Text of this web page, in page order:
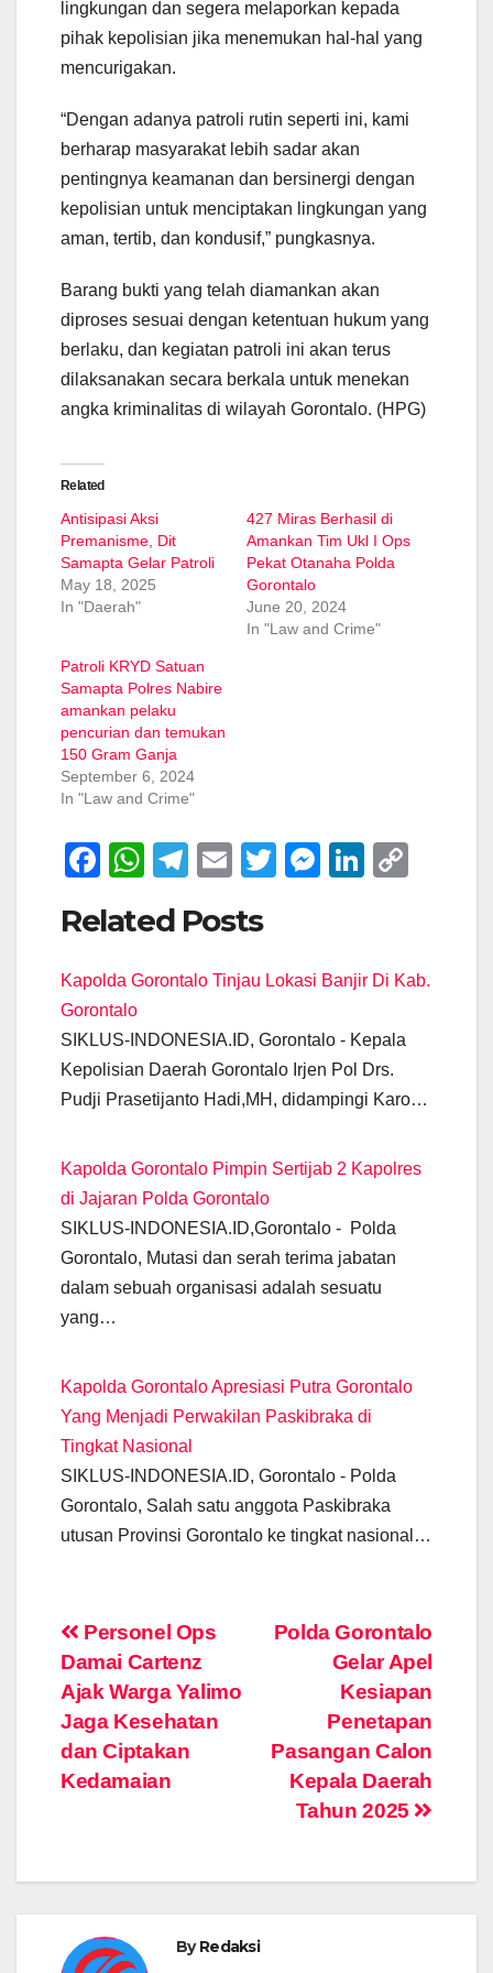
lingkungan dan segera melaporkan kepada
pihak kepolisian jika menemukan hal-hal yang
mencurigakan.
“Dengan adanya patroli rutin seperti ini, kami
berharap masyarakat lebih sadar akan
pentingnya keamanan dan bersinergi dengan
kepolisian untuk menciptakan lingkungan yang
aman, tertib, dan kondusif,” pungkasnya.
Barang bukti yang telah diamankan akan
diproses sesuai dengan ketentuan hukum yang
berlaku, dan kegiatan patroli ini akan terus
dilaksanakan secara berkala untuk menekan
angka kriminalitas di wilayah Gorontalo. (HPG)
Related
Antisipasi Aksi
Premanisme, Dit
Samapta Gelar Patroli
May 18, 2025
In "Daerah"
427 Miras Berhasil di
Amankan Tim Ukl I Ops
Pekat Otanaha Polda
Gorontalo
June 20, 2024
In "Law and Crime"
Patroli KRYD Satuan
Samapta Polres Nabire
amankan pelaku
pencurian dan temukan
150 Gram Ganja
September 6, 2024
In "Law and Crime"
F
c
e
b
o
o
k
W
at
s
p
p
T
e
gr
m
E
ail
T
er
M
e
g
er
Li
e
n
y
Related Posts
Kapolda Gorontalo Tinjau Lokasi Banjir Di Kab.
Gorontalo
SIKLUS-INDONESIA.ID, Gorontalo - Kepala
Kepolisian Daerah Gorontalo Irjen Pol Drs.
Pudji Prasetijanto Hadi,MH, didampingi Karo…
Kapolda Gorontalo Pimpin Sertijab 2 Kapolres
di Jajaran Polda Gorontalo
SIKLUS-INDONESIA.ID,Gorontalo - Polda
Gorontalo, Mutasi dan serah terima jabatan
dalam sebuah organisasi adalah sesuatu
yang…
Kapolda Gorontalo Apresiasi Putra Gorontalo
Yang Menjadi Perwakilan Paskibraka di
Tingkat Nasional
SIKLUS-INDONESIA.ID, Gorontalo - Polda
Gorontalo, Salah satu anggota Paskibraka
utusan Provinsi Gorontalo ke tingkat nasional…
Post
navigation
Polda Gorontalo
Gelar Apel
Kesiapan
Penetapan
Pasangan Calon
Kepala Daerah
Tahun 2025
Personel Ops
Damai Cartenz
Ajak Warga Yalimo
Jaga Kesehatan
dan Ciptakan
Kedamaian
ByRedaksi